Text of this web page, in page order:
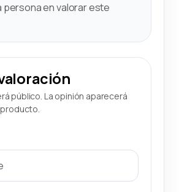
persona en valorar este
público. La opinión aparecerá